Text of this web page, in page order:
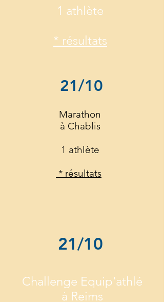
1 athlète
* résultats
21/10
Marathon
à Chablis
1 athlète
* résultats
21/10
Challenge Equip'athlé
à Reims